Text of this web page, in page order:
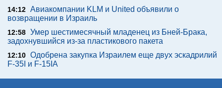
14:12 Авиакомпании KLM и United объявили о
возвращении в Израиль
12:58 Умер шестимесячный младенец из Бней-Брака,
задохнувшийся из-за пластикового пакета
12:10 Одобрена закупка Израилем еще двух эскадрилий
F-35I и F-15IA